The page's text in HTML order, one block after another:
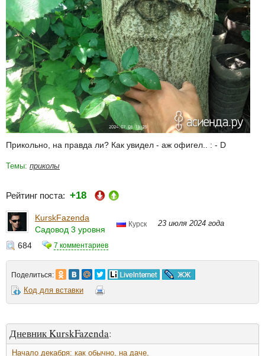
Прикольно, на правда ли? Как увидел - аж офигел.. : - D
Темы: приколы
Рейтинг поста: +18
KurskFazenda
Садовод 3 уровня
Курск 23 июля 2024 года
684 7 комментариев
Поделиться:
Код для вставки
Дневник KurskFazenda:
Начало декабря: как обычно, на даче.